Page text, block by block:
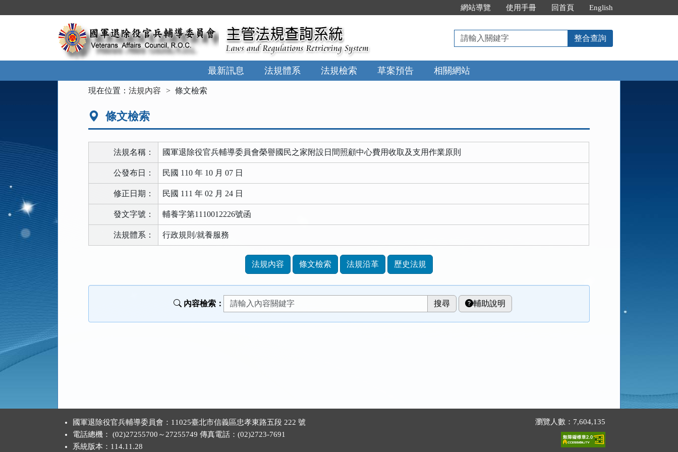
到
網站導覽 使用手冊 回首頁 English
請
輸
入
關
鍵
整合查詢
最新訊息 法規體系 法規檢索 草案預告 相關網站
現在位置：法規內容 條文檢索
條文檢索
法規名稱： 國軍退除役官兵輔導委員會榮譽國民之家附設日間照顧中心費用收取及支用作業原則
公發布日： 民國 110 年 10 月 07 日
修正日期： 民國 111 年 02 月 24 日
發文字號： 輔養字第1110012226號函
法規體系： 行政規則/就養服務
功
鈕
法規內容 條文檢索 法規沿革 歷史法規
內容檢索： 輔助說明
國軍退除役官兵輔導委員會：11025臺北市信義區忠孝東路五段 222 號
電話總機： (02)27255700～27255749 傳真電話：(02)2723-7691
系統版本： 114.11.28
瀏覽人數：7,604,135